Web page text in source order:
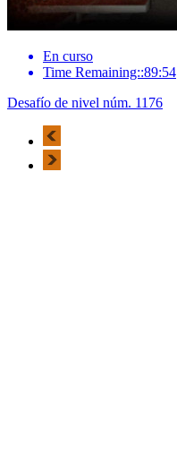
En curso
Time Remaining::89:54
Desafío de nivel núm. 1176